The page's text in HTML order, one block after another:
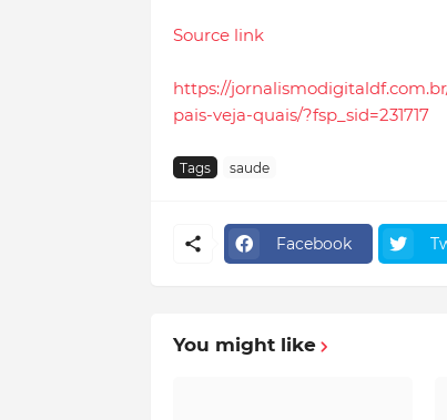
Source link
https://
pais-veja-quais/?fsp_sid=231717
Tags saude
Facebook
You might like